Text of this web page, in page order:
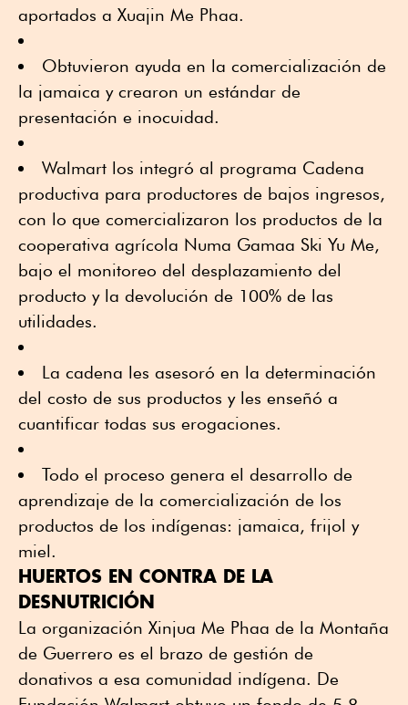
aportados a Xuajin Me Phaa.
Obtuvieron ayuda en la comercialización de
la jamaica y crearon un estándar de
presentación e inocuidad.
Walmart los integró al programa Cadena
productiva para productores de bajos ingresos,
con lo que comercializaron los productos de la
cooperativa agrícola Numa Gamaa Ski Yu Me,
bajo el monitoreo del desplazamiento del
producto y la devolución de 100% de las
utilidades.
La cadena les asesoró en la determinación
del costo de sus productos y les enseñó a
cuantificar todas sus erogaciones.
Todo el proceso genera el desarrollo de
aprendizaje de la comercialización de los
productos de los indígenas: jamaica, frijol y
miel.
HUERTOS EN CONTRA DE LA
DESNUTRICIÓN
La organización Xinjua Me Phaa de la Montaña
de Guerrero es el brazo de gestión de
donativos a esa comunidad indígena. De